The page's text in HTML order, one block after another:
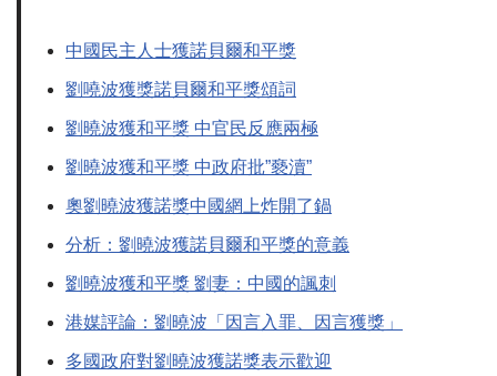
中國民主人士獲諾貝爾和平獎
劉嘵波獲獎諾貝爾和平獎頌詞
劉曉波獲和平獎 中官民反應兩極
劉曉波獲和平獎 中政府批”褻瀆”
奧劉曉波獲諾獎中國網上炸開了鍋
分析：劉曉波獲諾貝爾和平獎的意義
劉曉波獲和平獎 劉妻：中國的諷刺
港媒評論：劉曉波「因言入罪、因言獲獎」
多國政府對劉曉波獲諾獎表示歡迎